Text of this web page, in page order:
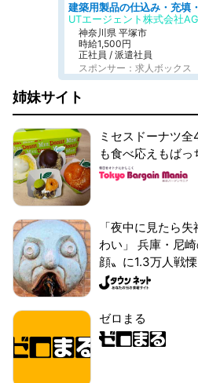
神奈川県 平塚市
時給1,500円
正社員 / 派遣社員
スポンサー：求人ボックス
姉妹サイト
ミセスドーナツ
も食べ応えもばっ
「夜中に見たら
わい」 兵庫・尼
顔〟に1.3万人戦
ゼロまる